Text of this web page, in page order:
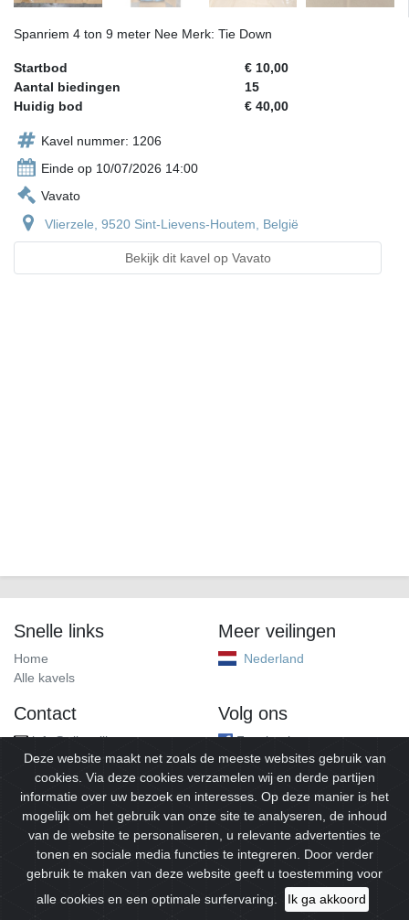
Spanriem 4 ton 9 meter Nee Merk: Tie Down
Startbod
€ 10,00
Aantal biedingen
15
Huidig bod
€ 40,00
Kavel nummer: 1206
Einde op 10/07/2026 14:00
Vavato
Vlierzele, 9520 Sint-Lievens-Houtem, België
Bekijk dit kavel op Vavato
Snelle links
Home
Alle kavels
Meer veilingen
Nederland
Contact
info@alleveilingen.net
Volg ons
Facebook
© 2026Alleveilingen.Alle rechten voorbehouden.
Deze website maakt net zoals de meeste websites gebruik van
cookies. Via deze cookies verzamelen wij en derde partijen
informatie over uw bezoek en interesses. Op deze manier is het
mogelijk om het gebruik van onze site te analyseren, de inhoud
van de website te personaliseren, u relevante advertenties te
tonen en sociale media functies te integreren. Door verder
gebruik te maken van deze website geeft u toestemming voor
alle cookies en een optimale surfervaring.
Ik ga akkoord